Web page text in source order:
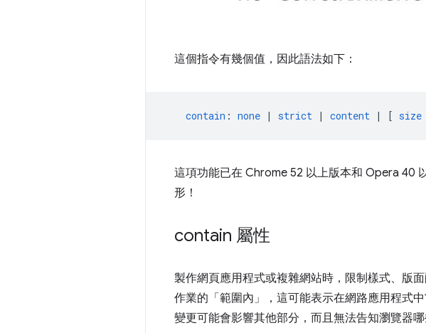
這個指令有幾個值，因此語法如下：
contain : none | strict | content | [ size
這項功能已在 Chrome 52 以上版本和 Opera 40
形！
contain 屬性
製作網頁應用程式或複雜網站時，限制樣式、版
作業的「範圍內」，這可能表示在網路應用程式
變更可能會影響其他部分，而且無法告知瀏覽器哪